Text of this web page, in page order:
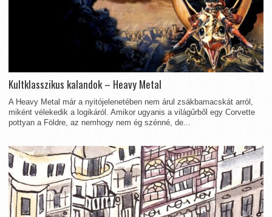
Kultklasszikus kalandok – Heavy Metal
A Heavy Metal már a nyitójelenetében nem árul zsákbamacskát arról,
miként vélekedik a logikáról. Amikor ugyanis a világűrből egy Corvette
pottyan a Földre, az nemhogy nem ég szénné, de...